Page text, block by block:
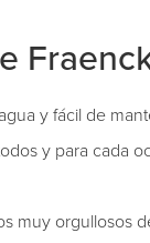
y fácil de
y para cada
muy orgullosos